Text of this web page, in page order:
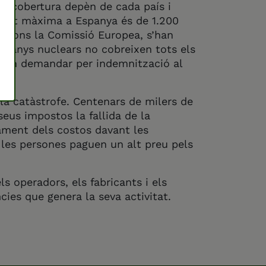
cobertura depèn de cada país i
màxima a Espanya és de 1.200
la Comissió Europea, s’han
danys nuclears no cobreixen tots els
demandar per indemnització al
catàstrofe. Centenars de milers de
impostos la fallida de la
dels costos davant les
persones paguen un alt preu pels
operadors, els fabricants i els
que genera la seva activitat.